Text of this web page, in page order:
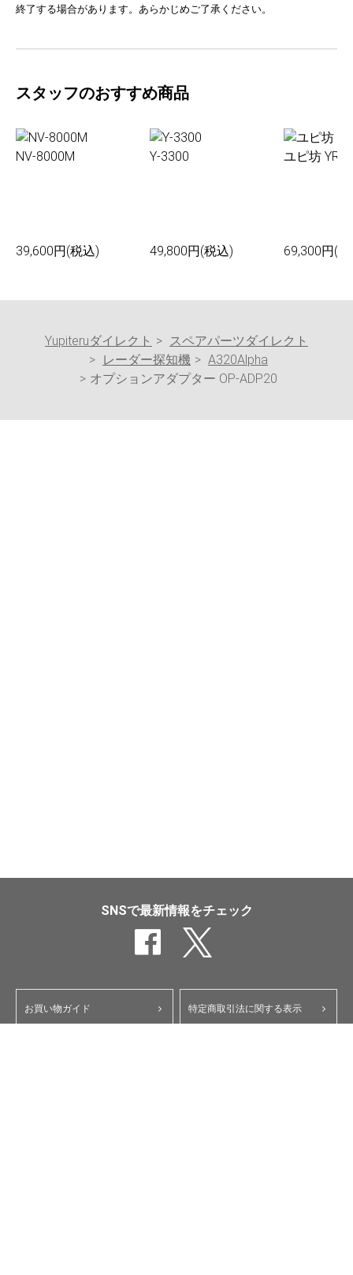
終了する場合があります。あらかじめご了承ください。
スタッフのおすすめ商品
NV-8000M
39,600円(税込)
Y-3300
49,800円(税込)
ユピ坊 YR-
69,300円(
Yupiteruダイレクト
スペアパーツダイレクト
レーダー探知機
A320Alpha
オプションアダプター OP-ADP20
SNSで最新情報をチェック
お買い物ガイド 特定商取引法に関する表示